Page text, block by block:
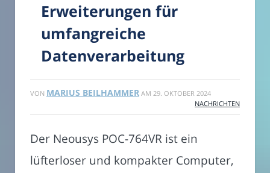
Erweiterungen für
umfangreiche
Datenverarbeitung
VON MARIUS BEILHAMMER AM 29. OKTOBER 2024
NACHRICHTEN
Der Neousys POC-764VR ist ein
lüfterloser und kompakter Computer,